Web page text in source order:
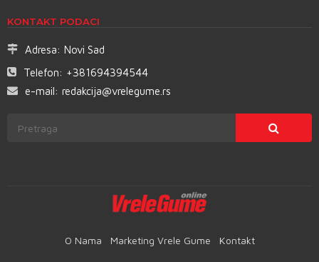
KONTAKT PODACI
Adresa: Novi Sad
Telefon: +381694394544
e-mail: redakcija@vrelegume.rs
O Nama Marketing Vrele Gume Kontakt